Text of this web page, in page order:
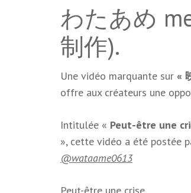
わたあめ
制作).
Une vidéo marquante sur «
offre aux créateurs une
Intitulée « Peut-être une
», cette vidéo a été postée
@wataame0613